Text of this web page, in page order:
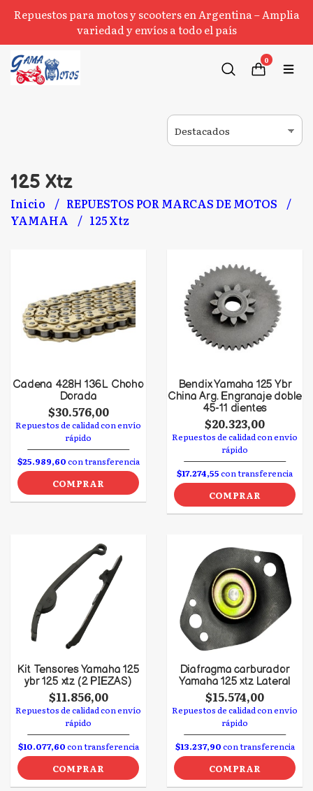
Repuestos para motos y scooters en Argentina – Amplia
variedad y envíos a todo el país
0
125 Xtz
Inicio
REPUESTOS POR MARCAS DE MOTOS
YAMAHA
125 Xtz
Cadena 428H 136L Choho
Dorada
$30.576,00
Repuestos de calidad con envío
rápido
$25.989,60con transferencia
COMPRAR
Bendix Yamaha 125 Ybr
China Arg. Engranaje doble
45-11 dientes
$20.323,00
Repuestos de calidad con envío
rápido
$17.274,55con transferencia
COMPRAR
Kit Tensores Yamaha 125
ybr 125 xtz (2 PIEZAS)
$11.856,00
Repuestos de calidad con envío
rápido
$10.077,60con transferencia
COMPRAR
Diafragma carburador
Yamaha 125 xtz Lateral
$15.574,00
Repuestos de calidad con envío
rápido
$13.237,90con transferencia
COMPRAR